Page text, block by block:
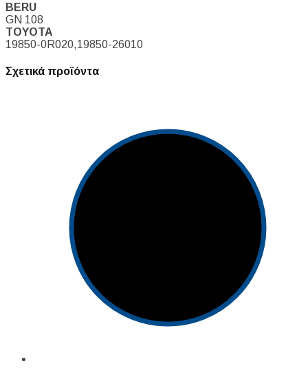
BERU
GN 108
TOYOTA
19850-0R020,19850-26010
Σχετικά προϊόντα